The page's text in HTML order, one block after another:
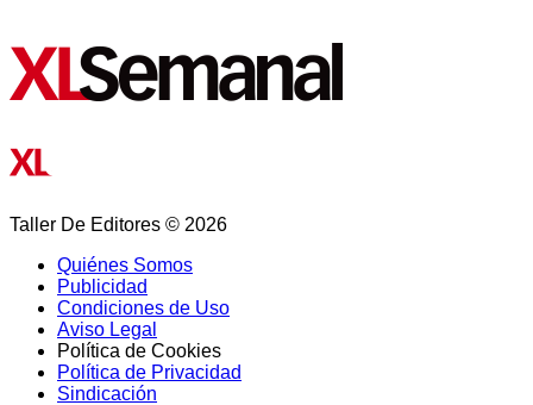
Taller De Editores © 2026
Quiénes Somos
Publicidad
Condiciones de Uso
Aviso Legal
Política de Cookies
Política de Privacidad
Sindicación